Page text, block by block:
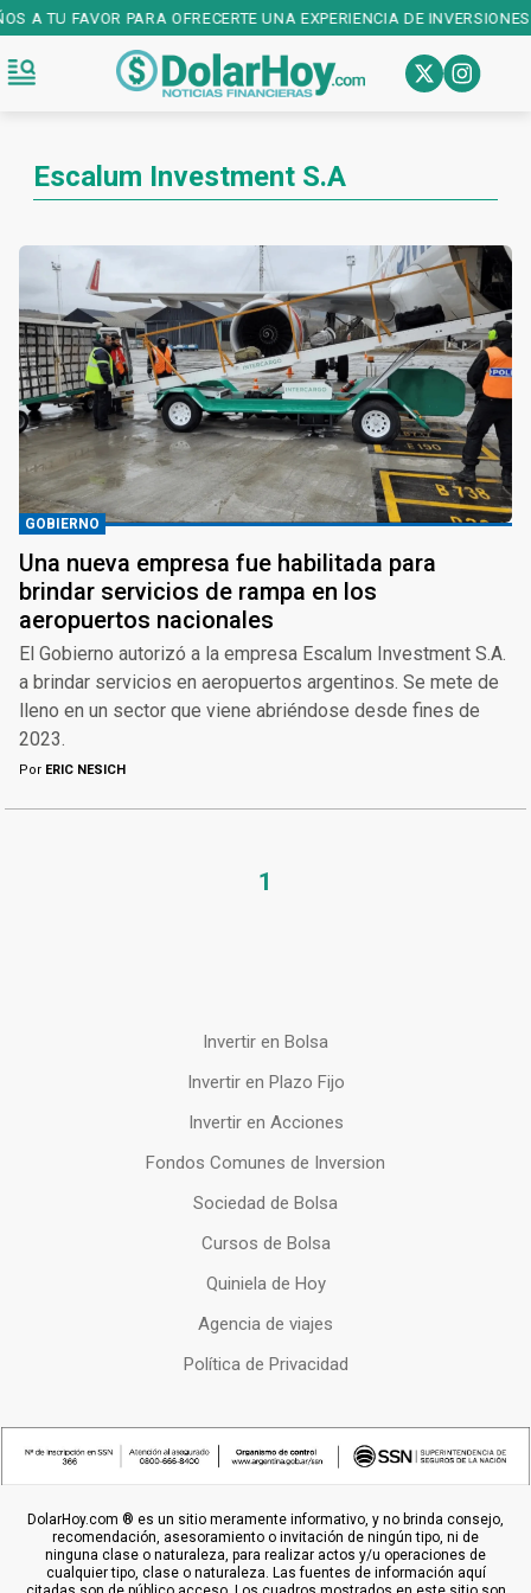
TU FAVOR PARA OFRECERTE UNA EXPERIENCIA DE
Escalum Investment S.A
GOBIERNO
Una nueva empresa fue habilitada para
brindar servicios de rampa en los
aeropuertos nacionales
El Gobierno autorizó a la empresa Escalum Investment S.A.
a brindar servicios en aeropuertos argentinos. Se mete de
lleno en un sector que viene abriéndose desde fines de
2023.
Por ERIC NESICH
1
Invertir en Bolsa
Invertir en Plazo Fijo
Invertir en Acciones
Fondos Comunes de Inversion
Sociedad de Bolsa
Cursos de Bolsa
Quiniela de Hoy
Agencia de viajes
Política de Privacidad
DolarHoy.com ® es un sitio meramente informativo, y no brinda consejo,
recomendación, asesoramiento o invitación de ningún tipo, ni de
ninguna clase o naturaleza, para realizar actos y/u operaciones de
cualquier tipo, clase o naturaleza. Las fuentes de información aquí